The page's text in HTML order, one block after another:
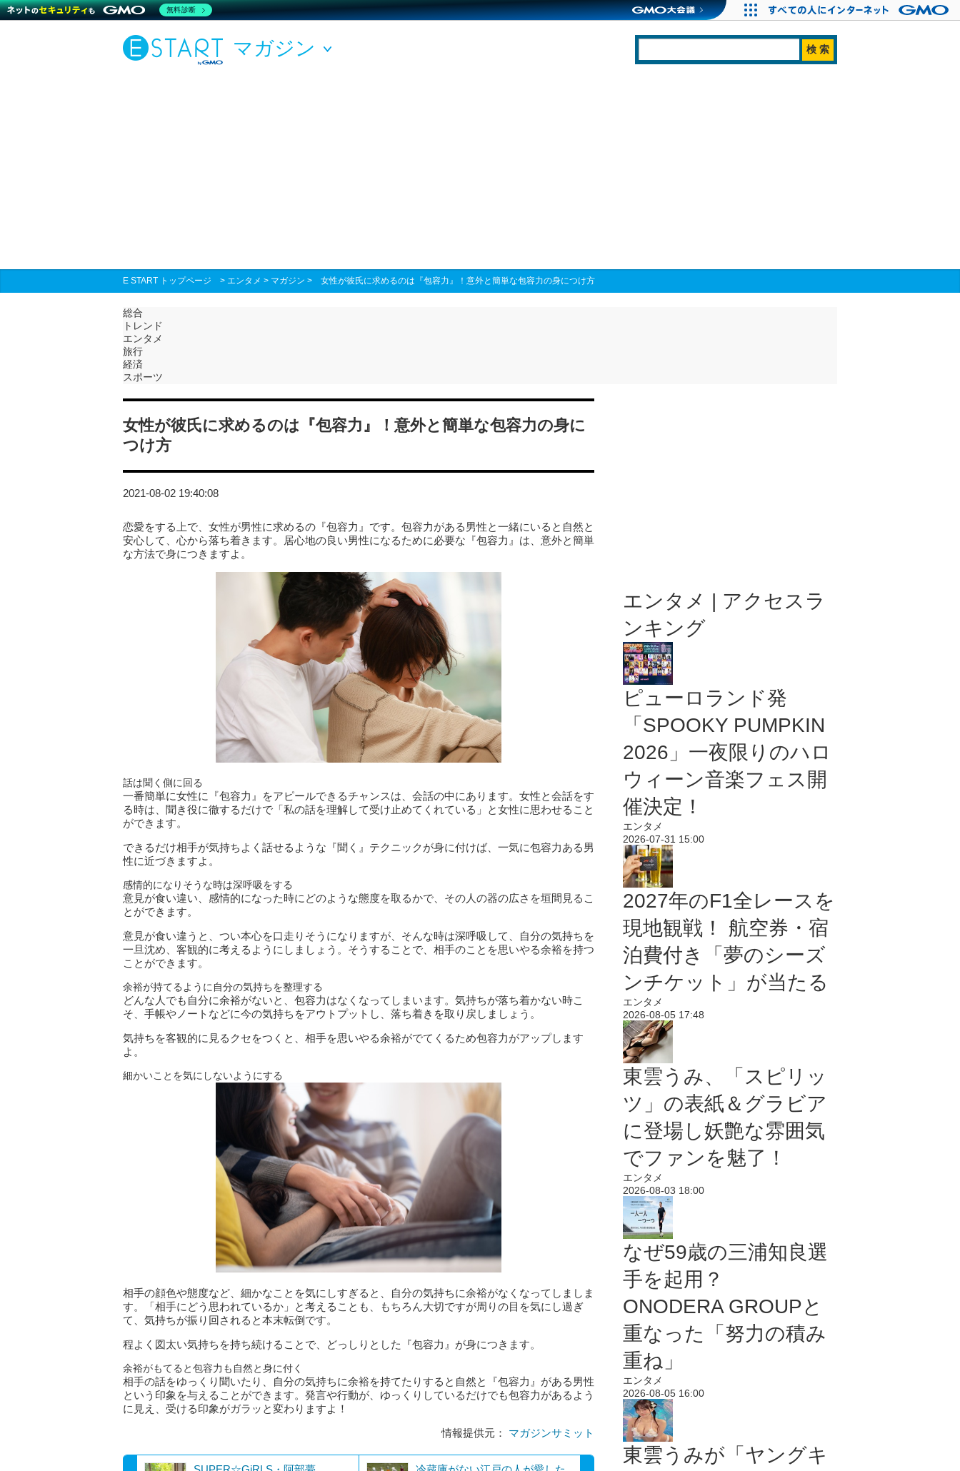
マガジン
E START トップページ > エンタメ > マガジン > 女性が彼氏に求めるのは『包容力』！意外と簡単な包容力の身につけ方
総合
トレンド
エンタメ
旅行
経済
スポーツ
女性が彼氏に求めるのは『包容力』！意外と簡単な包容力の身に
つけ方
2021-08-02 19:40:08
恋愛をする上で、女性が男性に求めるの『包容力』です。包容力がある男性と一緒にいると自然と
安心して、心から落ち着きます。居心地の良い男性になるために必要な『包容力』は、意外と簡単
な方法で身につきますよ。
話は聞く側に回る
一番簡単に女性に『包容力』をアピールできるチャンスは、会話の中にあります。女性と会話をす
る時は、聞き役に徹するだけで「私の話を理解して受け止めてくれている」と女性に思わせること
ができます。
できるだけ相手が気持ちよく話せるような『聞く』テクニックが身に付けば、一気に包容力ある男
性に近づきますよ。
感情的になりそうな時は深呼吸をする
意見が食い違い、感情的になった時にどのような態度を取るかで、その人の器の広さを垣間見るこ
とができます。
意見が食い違うと、つい本心を口走りそうになりますが、そんな時は深呼吸して、自分の気持ちを
一旦沈め、客観的に考えるようにしましょう。そうすることで、相手のことを思いやる余裕を持つ
ことができます。
余裕が持てるように自分の気持ちを整理する
どんな人でも自分に余裕がないと、包容力はなくなってしまいます。気持ちが落ち着かない時こ
そ、手帳やノートなどに今の気持ちをアウトプットし、落ち着きを取り戻しましょう。
気持ちを客観的に見るクセをつくと、相手を思いやる余裕がでてくるため包容力がアップします
よ。
細かいことを気にしないようにする
相手の顔色や態度など、細かなことを気にしすぎると、自分の気持ちに余裕がなくなってしましま
す。「相手にどう思われているか」と考えることも、もちろん大切ですが周りの目を気にし過ぎ
て、気持ちが振り回されると本末転倒です。
程よく図太い気持ちを持ち続けることで、どっしりとした『包容力』が身につきます。
余裕がもてると包容力も自然と身に付く
相手の話をゆっくり聞いたり、自分の気持ちに余裕を持てたりすると自然と『包容力』がある男性
という印象を与えることができます。発言や行動が、ゆっくりしているだけでも包容力があるよう
に見え、受ける印象がガラッと変わりますよ！
情報提供元： マガジンサミット
エンタメ | アクセスラ
ンキング
ピューロランド発
「SPOOKY PUMPKIN
2026」一夜限りのハロ
ウィーン音楽フェス開
催決定！
エンタメ
2026-07-31 15:00
2027年のF1全レースを
現地観戦！ 航空券・宿
泊費付き「夢のシーズ
ンチケット」が当たる
エンタメ
2026-08-05 17:48
東雲うみ、「スピリッ
ツ」の表紙＆グラビア
に登場し妖艶な雰囲気
でファンを魅了！
エンタメ
2026-08-03 18:00
なぜ59歳の三浦知良選
手を起用？
ONODERA GROUPと
重なった「努力の積み
重ね」
エンタメ
2026-08-05 16:00
東雲うみが「ヤングキ
無料診断